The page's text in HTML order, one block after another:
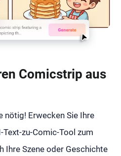
Comicstrip aus
nötig! Erwecken Sie Ihre
zu-Comic-Tool zum
Ihre Szene oder Geschichte